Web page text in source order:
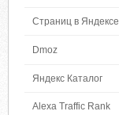
Страниц в Яндексе
Dmoz
Яндекс Каталог
Alexa Traffic Rank